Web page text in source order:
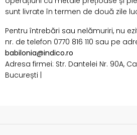
sunt livrate în termen de două zile
Pentru întrebări sau nelămuriri, nu
nr. de telefon 0770 816 110 sau pe
babilonia@indico.ro
Adresa firmei: Str. Dantelei Nr. 90A,
București |